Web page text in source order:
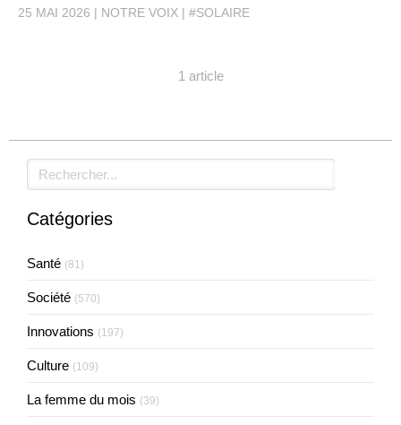
25 MAI 2026
NOTRE VOIX #SOLAIRE
1 article
Rechercher
Catégories
Santé (81)
Société (570)
Innovations (197)
Culture (109)
La femme du mois (39)